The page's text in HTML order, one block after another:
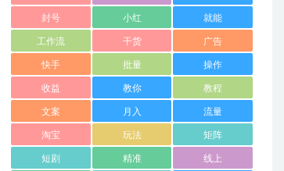
封号 小红 就能
工作流 干货 广告
快手 批量 操作
收益 教你 教程
文案 月入 流量
淘宝 玩法 矩阵
短剧 精准 线上